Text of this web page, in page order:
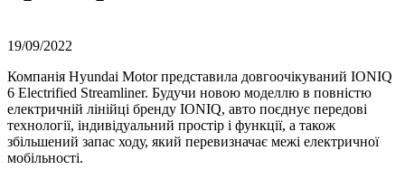
19/09/2022
Компанія Hyundai Motor представила довгоочікуваний IONIQ
6 Electrified Streamliner. Будучи новою моделлю в повністю
електричній лінійці бренду IONIQ, авто поєднує передові
технології, індивідуальний простір і функції, а також
збільшений запас ходу, який перевизначає межі електричної
мобільності.